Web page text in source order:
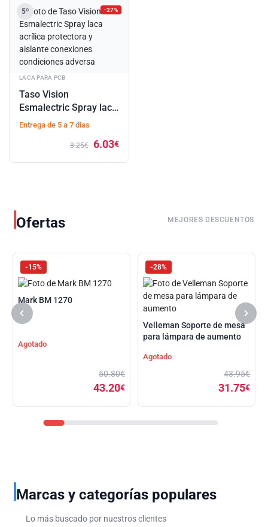
5º -27%
LACA PARA PCB
Taso Vision
Esmalectric Spray laca
acrílica protectora y
condiciones adversa
Entrega de 5 a 7 dias
8.25€ 6.03€
Ofertas MEJORES DESCUENTOS
-15%
Mark BM 1270
Agotado
50.80€
43.20€
-28%
Velleman Soporte de mesa
para lámpara de aumento
Agotado
43.95€
31.75€
Marcas y categorías populares
Lo más buscado por nuestros clientes